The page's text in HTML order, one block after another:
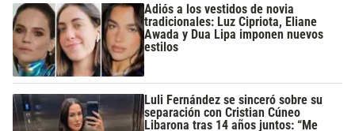
Adiós a los vestidos de novia
tradicionales: Luz Cipriota, Eliane
Awada y Dua Lipa imponen nuevos
estilos
Luli Fernández se sinceró sobre su
separación con Cristian Cúneo
Libarona tras 14 años juntos: “Me